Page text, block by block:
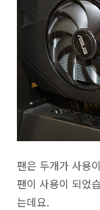
팬은 두개가 사용
팬이 사용이 되었
는데요.